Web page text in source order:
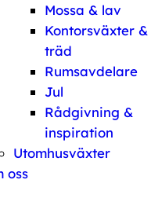
Mossa & lav
Kontorsväxter &
träd
Rumsavdelare
Jul
Rådgivning &
inspiration
Utomhusväxter
oss